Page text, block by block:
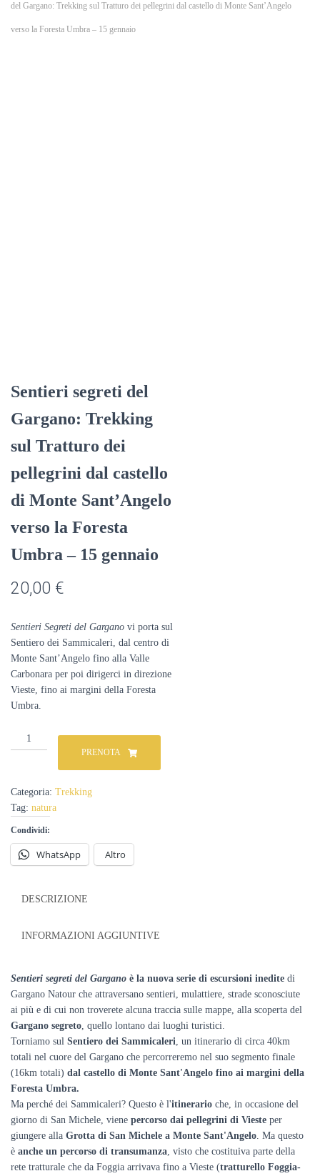
del Gargano: Trekking sul Tratturo dei pellegrini dal castello di Monte Sant’Angelo
verso la Foresta Umbra – 15 gennaio
Sentieri segreti del
Gargano: Trekking
sul Tratturo dei
pellegrini dal castello
di Monte Sant’Angelo
verso la Foresta
Umbra – 15 gennaio
20,00 €
Sentieri Segreti del Gargano vi porta sul
Sentiero dei Sammicaleri, dal centro di
Monte Sant’Angelo fino alla Valle
Carbonara per poi dirigerci in direzione
Vieste, fino ai margini della Foresta
Umbra.
Sentieri
segreti
Trekking
sul
Tratturo
dei
pellegrini
dal
Monte
-
15
gennaio
quantità
PRENOTA
Categoria: Trekking
Tag: natura
Condividi:
WhatsApp Altro
DESCRIZIONE
INFORMAZIONI AGGIUNTIVE
Sentieri segreti del Gargano è la nuova serie di escursioni inedite di
Gargano Natour che attraversano sentieri, mulattiere, strade sconosciute
ai più e di cui non troverete alcuna traccia sulle mappe, alla scoperta del
Gargano segreto, quello lontano dai luoghi turistici.
Torniamo sul Sentiero dei Sammicaleri, un itinerario di circa 40km
totali nel cuore del Gargano che percorreremo nel suo segmento finale
(16km totali) dal castello di Monte Sant'Angelo fino ai margini della
Foresta Umbra.
Ma perché dei Sammicaleri? Questo è l'itinerario che, in occasione del
giorno di San Michele, viene percorso dai pellegrini di Vieste per
giungere alla Grotta di San Michele a Monte Sant'Angelo. Ma questo
è anche un percorso di transumanza, visto che costituiva parte della
rete tratturale che da Foggia arrivava fino a Vieste (tratturello Foggia-